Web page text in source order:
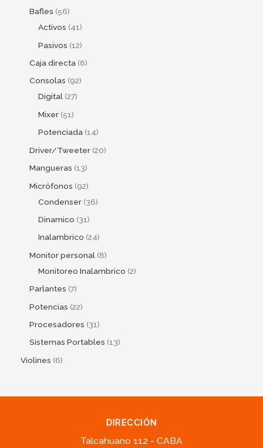
Bafles 56
Activos 41
Pasivos 12
Caja directa 8
Consolas 92
Digital 27
Mixer 51
Potenciada 14
Driver/Tweeter 20
Mangueras 13
Micrófonos 92
Condenser 36
Dinamico 31
Inalambrico 24
Monitor personal 8
Monitoreo Inalambrico 2
Parlantes 7
Potencias 22
Procesadores 31
Sistemas Portables 13
Violines 6
DIRECCIÓN
Talcahuano 112 - CABA